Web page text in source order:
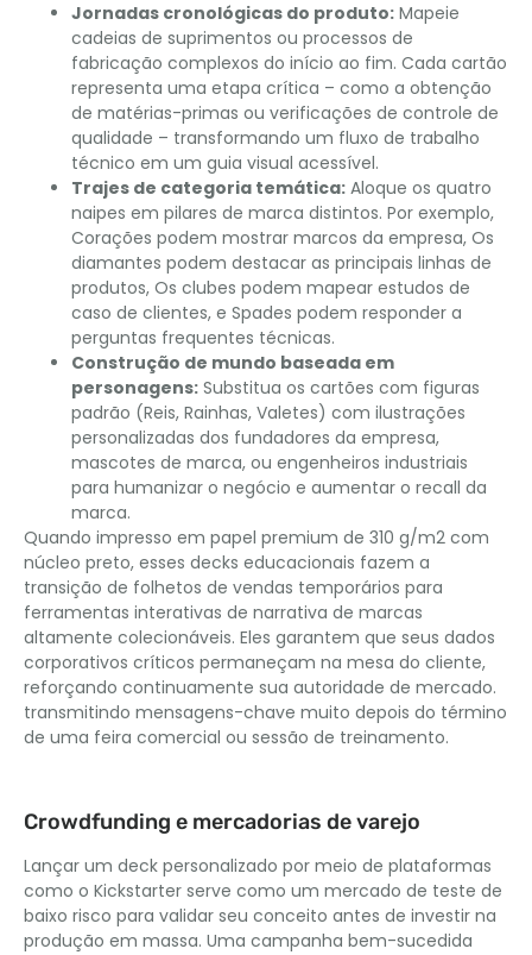
Jornadas cronológicas do produto: Mapeie
cadeias de suprimentos ou processos de
fabricação complexos do início ao fim. Cada cartão
representa uma etapa crítica – como a obtenção
de matérias-primas ou verificações de controle de
qualidade – transformando um fluxo de trabalho
técnico em um guia visual acessível.
Trajes de categoria temática: Aloque os quatro
naipes em pilares de marca distintos. Por exemplo,
Corações podem mostrar marcos da empresa, Os
diamantes podem destacar as principais linhas de
produtos, Os clubes podem mapear estudos de
caso de clientes, e Spades podem responder a
perguntas frequentes técnicas.
Construção de mundo baseada em
personagens: Substitua os cartões com figuras
padrão (Reis, Rainhas, Valetes) com ilustrações
personalizadas dos fundadores da empresa,
mascotes de marca, ou engenheiros industriais
para humanizar o negócio e aumentar o recall da
marca.
Quando impresso em papel premium de 310 g/m2 com
núcleo preto, esses decks educacionais fazem a
transição de folhetos de vendas temporários para
ferramentas interativas de narrativa de marcas
altamente colecionáveis. Eles garantem que seus dados
corporativos críticos permaneçam na mesa do cliente,
reforçando continuamente sua autoridade de mercado.
transmitindo mensagens-chave muito depois do término
de uma feira comercial ou sessão de treinamento.
Crowdfunding e mercadorias de varejo
Lançar um deck personalizado por meio de plataformas
como o Kickstarter serve como um mercado de teste de
baixo risco para validar seu conceito antes de investir na
produção em massa. Uma campanha bem-sucedida